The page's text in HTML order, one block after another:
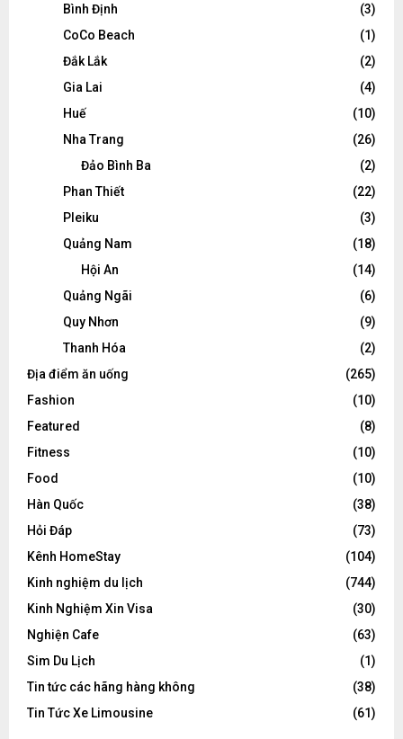
Bình Định
(3)
CoCo Beach
(1)
Đắk Lắk
(2)
Gia Lai
(4)
Huế
(10)
Nha Trang
(26)
Đảo Bình Ba
(2)
Phan Thiết
(22)
Pleiku
(3)
Quảng Nam
(18)
Hội An
(14)
Quảng Ngãi
(6)
Quy Nhơn
(9)
Thanh Hóa
(2)
Địa điểm ăn uống
(265)
Fashion
(10)
Featured
(8)
Fitness
(10)
Food
(10)
Hàn Quốc
(38)
Hỏi Đáp
(73)
Kênh HomeStay
(104)
Kinh nghiệm du lịch
(744)
Kinh Nghiệm Xin Visa
(30)
Nghiện Cafe
(63)
Sim Du Lịch
(1)
Tin tức các hãng hàng không
(38)
Tin Tức Xe Limousine
(61)